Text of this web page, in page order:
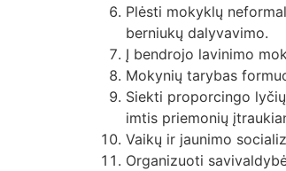
Plėsti mokyklų
berniukų dalyvavimo.
Į bendrojo lavinimo
Mokynių tarybas
Siekti proporcingo
imtis priemonių
Vaikų ir jaunimo
Organizuoti